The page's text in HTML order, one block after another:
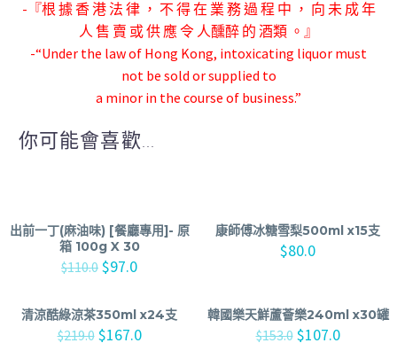
-『根 據 香 港 法 律 ， 不 得 在 業 務 過 程 中 ， 向 未 成 年
人 售 賣 或 供 應 令 人醺醉 的 酒類 。』
-“Under the law of Hong Kong, intoxicating liquor must
not be sold or supplied to
a minor in the course of business.”
你可能會喜歡...
出前一丁(麻油味) [餐廳專用]- 原
箱 100g X 30
$110.0 $97.0
康師傅冰糖雪梨500ml x15支
$80.0
清涼酷綠涼茶350ml x24支
$219.0 $167.0
韓國樂天鮮蘆薈樂240ml x30罐
$153.0 $107.0